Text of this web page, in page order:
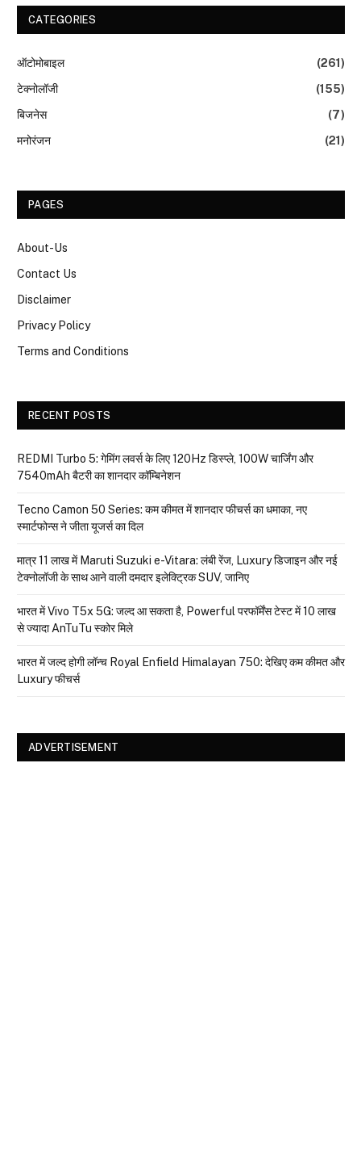
CATEGORIES
ऑटोमोबाइल
(261)
टेक्नोलॉजी
(155)
बिजनेस
(7)
मनोरंजन
(21)
PAGES
About-Us
Contact Us
Disclaimer
Privacy Policy
Terms and Conditions
RECENT POSTS
REDMI Turbo 5: गेमिंग लवर्स के लिए 120Hz डिस्प्ले, 100W चार्जिंग और
7540mAh बैटरी का शानदार कॉम्बिनेशन
Tecno Camon 50 Series: कम कीमत में शानदार फीचर्स का धमाका, नए
स्मार्टफोन्स ने जीता यूजर्स का दिल
मात्र ₹11 लाख में Maruti Suzuki e-Vitara: लंबी रेंज, Luxury डिजाइन और नई
टेक्नोलॉजी के साथ आने वाली दमदार इलेक्ट्रिक SUV, जानिए
भारत में Vivo T5x 5G: जल्द आ सकता है, Powerful परफॉर्मेंस टेस्ट में 10 लाख
से ज्यादा AnTuTu स्कोर मिले
भारत में जल्द होगी लॉन्च Royal Enfield Himalayan 750: देखिए कम कीमत और
Luxury फीचर्स
ADVERTISEMENT